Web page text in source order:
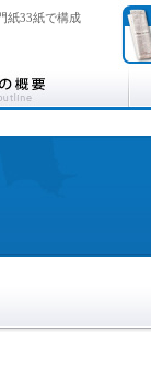
紙33紙で構成